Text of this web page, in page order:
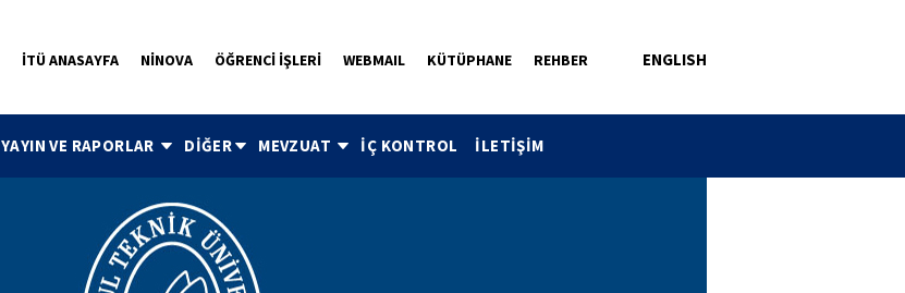
ENGLISH
İTÜ ANASAYFA NİNOVA ÖĞRENCİ İŞLERİ WEBMAIL KÜTÜPHANE REHBER
YAYIN VE RAPORLAR DİĞER MEVZUAT İÇ KONTROL İLETİŞİM